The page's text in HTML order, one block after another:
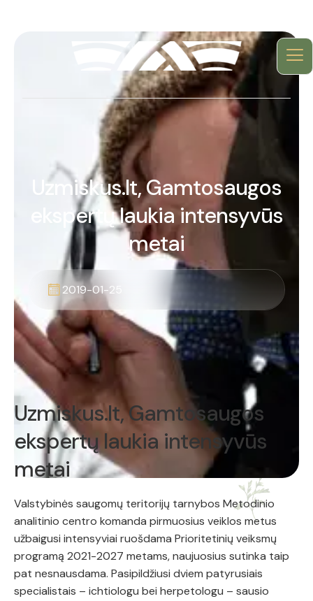
Uzmiskus.lt, Gamtosaugos
ekspertų laukia intensyvūs
metai
2019-01-25
Uzmiskus.lt, Gamtosaugos
ekspertų laukia intensyvūs
metai
Valstybinės saugomų teritorijų tarnybos Metodinio
analitinio centro komanda pirmuosius veiklos metus
užbaigusi intensyviai ruošdama Prioritetinių veiksmų
programą 2021-2027 metams, naujuosius sutinka taip
pat nesnausdama. Pasipildžiusi dviem patyrusiais
specialistais – ichtiologu bei herpetologu – sausio